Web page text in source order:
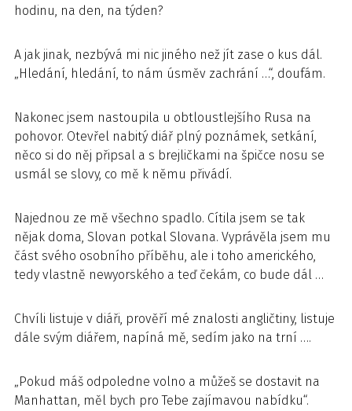
hodinu, na den, na týden?
A jak jinak, nezbývá mi nic jiného než jít zase o kus dál.
„Hledání, hledání, to nám úsměv zachrání …“, doufám.
Nakonec jsem nastoupila u obtloustlejšího Rusa na
pohovor. Otevřel nabitý diář plný poznámek, setkání,
něco si do něj připsal a s brejličkami na špičce nosu se
usmál se slovy, co mě k němu přivádí.
Najednou ze mě všechno spadlo. Cítila jsem se tak
nějak doma, Slovan potkal Slovana. Vyprávěla jsem mu
část svého osobního příběhu, ale i toho amerického,
tedy vlastně newyorského a teď čekám, co bude dál …
Chvíli listuje v diáři, prověří mé znalosti angličtiny, listuje
dále svým diářem, napíná mě, sedím jako na trní ….
„Pokud máš odpoledne volno a můžeš se dostavit na
Manhattan, měl bych pro Tebe zajímavou nabídku“.